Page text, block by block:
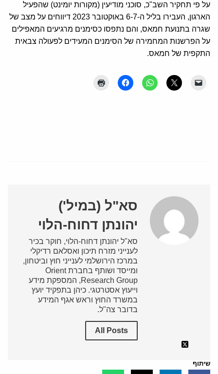
על פי תחקיר השב"כ, סוכני מודיעין (מקורות יומינט) שהפעיל
הארגון, העבירו בליל ה-6-7 באוקטובר 2023 דיווחים על מצב של
שגרה בתנועת חמאס, והם נתפסו כסימנים מרגיעים המאפילים
על הפרשנות המחמירה של הסימנים המעידים לפעולה צבאית
התקפית של חמאס.
סא"ל (במיל')
יהונתן דחוח-הלוי
סא"ל יהונתן דחוח-הלוי, חוקר בכיר
לענייני מזרח תיכון ואסלאם רדיקלי
במרכז הירושלמי לענייני חוץ וביטחון,
ומייסד ושותף בחברת Orient
Research Group, המספקת מידע
וייעוץ אסטרטגי. כיהן בתפקיד יועץ
במשרד החוץ וראש אגף המידע
בדובר צה"ל.
All Posts
שיתוף